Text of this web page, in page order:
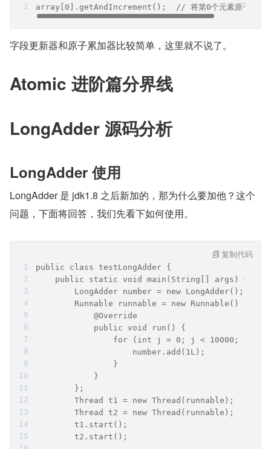
array[0].getAndIncrement();  // 将第0个元素原子地增
字段更新器和原子累加器比较简单，这里就不说了。
Atomic 进阶篇分界线
LongAdder 源码分析
LongAdder 使用
LongAdder 是 jdk1.8 之后新加的，那为什么要加他？这个
问题，下面将回答，我们先看下如何使用。
public class testLongAdder {
public static void main(String[] args)
        LongAdder number = new LongAdder();
        Runnable runnable = new Runnable() {
            @Override
            public void run() {
for (int j = 0; j < 10000; j++)
                    number.add(1L);
                }
            }
        };
        Thread t1 = new Thread(runnable);
        Thread t2 = new Thread(runnable);
        t1.start();
        t2.start();
复制代码